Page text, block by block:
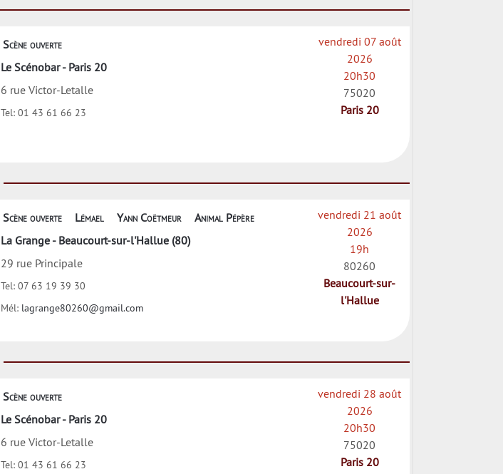
Scène ouverte
Le Scénobar - Paris 20
6 rue Victor-Letalle
Tel:01 43 61 66 23
vendredi 07 août
2026
20h30
75020
Paris 20
Scène ouverte Lémael Yann Coëtmeur
Animal Pépère
La Grange - Beaucourt-sur-l'Hallue (80)
29 rue Principale
Tel:07 63 19 39 30
Mél: lagrange80260@gmail.com
vendredi 21 août
2026
19h
80260
Beaucourt-sur-
l'Hallue
Scène ouverte
Le Scénobar - Paris 20
6 rue Victor-Letalle
Tel:01 43 61 66 23
vendredi 28 août
2026
20h30
75020
Paris 20